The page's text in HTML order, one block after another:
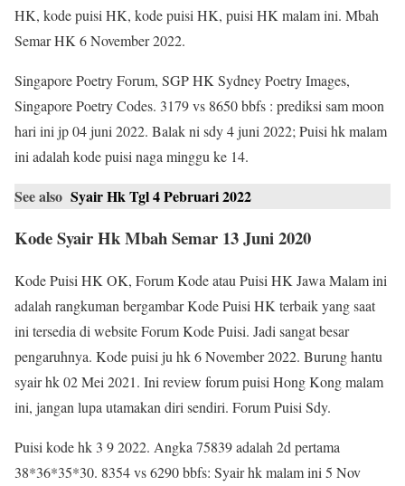
HK, kode puisi HK, kode puisi HK, puisi HK malam ini. Mbah
Semar HK 6 November 2022.
Singapore Poetry Forum, SGP HK Sydney Poetry Images,
Singapore Poetry Codes. 3179 vs 8650 bbfs : prediksi sam moon
hari ini jp 04 juni 2022. Balak ni sdy 4 juni 2022; Puisi hk malam
ini adalah kode puisi naga minggu ke 14.
See also Syair Hk Tgl 4 Pebruari 2022
Kode Syair Hk Mbah Semar 13 Juni 2020
Kode Puisi HK OK, Forum Kode atau Puisi HK Jawa Malam ini
adalah rangkuman bergambar Kode Puisi HK terbaik yang saat
ini tersedia di website Forum Kode Puisi. Jadi sangat besar
pengaruhnya. Kode puisi ju hk 6 November 2022. Burung hantu
syair hk 02 Mei 2021. Ini review forum puisi Hong Kong malam
ini, jangan lupa utamakan diri sendiri. Forum Puisi Sdy.
Puisi kode hk 3 9 2022. Angka 75839 adalah 2d pertama
38*36*35*30. 8354 vs 6290 bbfs: Syair hk malam ini 5 Nov